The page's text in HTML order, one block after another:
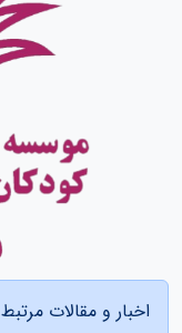
اخبار و مقالات مرتبط